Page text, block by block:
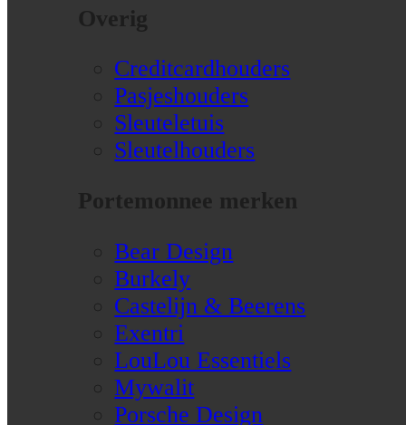
Overig
Creditcardhouders
Pasjeshouders
Sleuteletuis
Sleutelhouders
Portemonnee merken
Bear Design
Burkely
Castelijn & Beerens
Exentri
LouLou Essentiels
Mywalit
Porsche Design